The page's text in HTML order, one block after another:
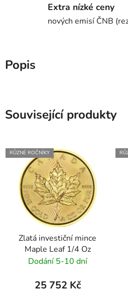
Extra nízké ceny
nových emisí ČNB
Popis
Související produkty
RŮZNÉ ROČNÍKY
Zlatá investiční mince
Maple Leaf 1/4 Oz
Dodání 5-10 dní
25 752 Kč